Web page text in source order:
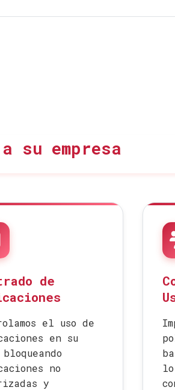
a su empresa
de
el uso de
en su
no
y